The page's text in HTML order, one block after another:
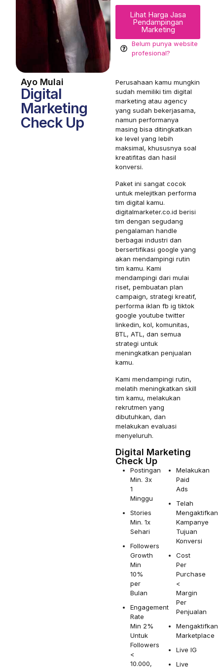
Lihat Harga Jasa
Pendampingan
Marketing
Belum punya website
profesional?
Ayo Mulai
Digital
Marketing
Check Up
Perusahaan kamu mungkin
sudah memiliki tim digital
marketing atau agency
yang sudah bekerjasama,
namun performanya
masing bisa ditingkatkan
ke level yang lebih
maksimal, khususnya soal
kreatifitas dan hasil
konversi.
Paket ini sangat cocok
untuk melejitkan performa
tim digital kamu.
digitalmarketer.co.id berisi
tim dengan segudang
pengalaman handle
berbagai industri dan
bersertifikasi google yang
akan mendampingi rutin
tim kamu. Kami
mendampingi dari mulai
riset, pembuatan plan
campaign, strategi kreatif,
performa iklan fb ig tiktok
google youtube twitter
linkedin, kol, komunitas,
BTL, ATL, dan semua
strategi untuk
meningkatkan penjualan
kamu.
Kami mendampingi rutin,
melatih meningkatkan skill
tim kamu, melakukan
rekrutmen yang
dibutuhkan, dan
melakukan evaluasi
menyeluruh.
Digital Marketing
Check Up
Postingan
Min. 3x
1
Minggu
Stories
Min. 1x
Sehari
Followers
Growth
Min
10%
per
Bulan
Engagement
Rate
Min 2%
Untuk
Followers
<
10.000,
Melakukan
Paid
Ads
Telah
Mengaktifkan
Kampanye
Tujuan
Konversi
Cost
Per
Purchase
<
Margin
Per
Penjualan
Mengaktifkan
Marketplace
Live IG
Live